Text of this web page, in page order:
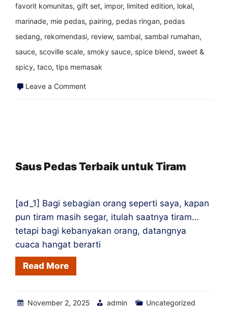
favorit komunitas, gift set, impor, limited edition, lokal,
marinade, mie pedas, pairing, pedas ringan, pedas
sedang, rekomendasi, review, sambal, sambal rumahan,
sauce, scoville scale, smoky sauce, spice blend, sweet &
spicy, taco, tips memasak
Leave a Commenton
St.
Saus Pedas Terbaik untuk Tiram
[ad_1] Bagi sebagian orang seperti saya, kapan
pun tiram masih segar, itulah saatnya tiram…
tetapi bagi kebanyakan orang, datangnya
cuaca hangat berarti
Read More
November 2, 2025 admin Uncategorized